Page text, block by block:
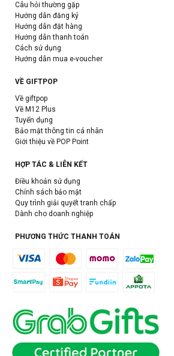
Câu hỏi thường gặp
Hướng dẫn đăng ký
Hướng dẫn đặt hàng
Hướng dẫn thanh toán
Cách sử dụng
Hướng dẫn mua e-voucher
VỀ GIFTPOP
Về giftpop
Về M12 Plus
Tuyển dụng
Bảo mật thông tin cá nhân
Giới thiệu về POP Point
HỢP TÁC & LIÊN KẾT
Điều khoản sử dụng
Chính sách bảo mật
Quy trình giải quyết tranh chấp
Dành cho doanh nghiệp
PHƯƠNG THỨC THANH TOÁN